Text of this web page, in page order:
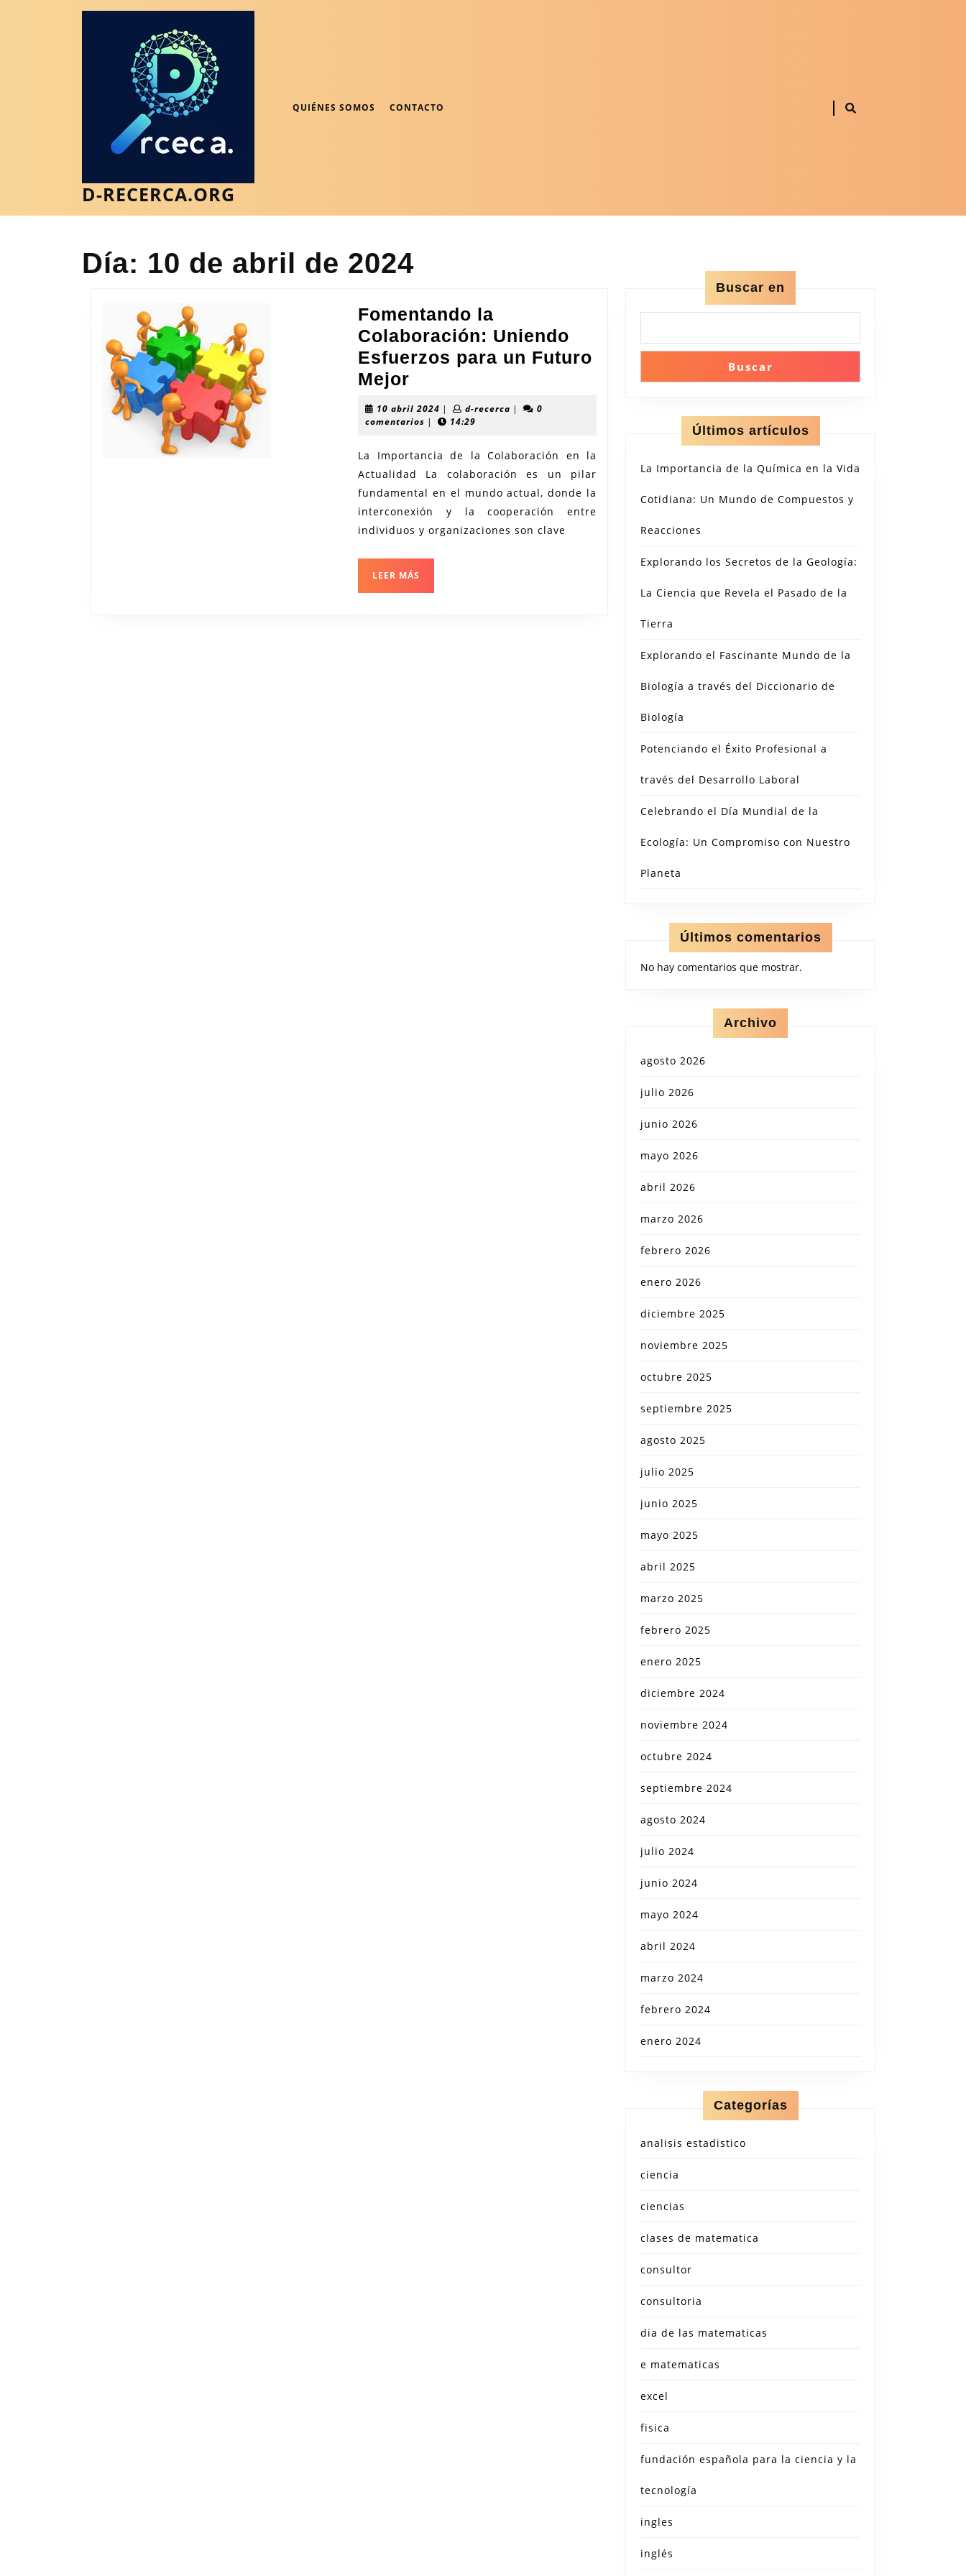
D-RECERCA.ORG
QUIÉNES SOMOS CONTACTO
Día: 10 de abril de 2024
Fomentando la
Colaboración: Uniendo
Esfuerzos para un Futuro
Mejor
Colaboración:
Esfuerzos
para
un
Futuro
10 abril 2024 10
abril
| d-recerca d-|
0
comentarios | 14:29
La Importancia de la Colaboración en la
Actualidad La colaboración es un pilar
fundamental en el mundo actual, donde la
interconexión y la cooperación entre
individuos y organizaciones son clave
LEER MÁS
Buscar en
Buscar
Últimos artículos
La Importancia de la Química en la Vida
Cotidiana: Un Mundo de Compuestos y
Reacciones
Explorando los Secretos de la Geología:
La Ciencia que Revela el Pasado de la
Tierra
Explorando el Fascinante Mundo de la
Biología a través del Diccionario de
Biología
Potenciando el Éxito Profesional a
través del Desarrollo Laboral
Celebrando el Día Mundial de la
Ecología: Un Compromiso con Nuestro
Planeta
Últimos comentarios
No hay comentarios que mostrar.
Archivo
agosto 2026
julio 2026
junio 2026
mayo 2026
abril 2026
marzo 2026
febrero 2026
enero 2026
diciembre 2025
noviembre 2025
octubre 2025
septiembre 2025
agosto 2025
julio 2025
junio 2025
mayo 2025
abril 2025
marzo 2025
febrero 2025
enero 2025
diciembre 2024
noviembre 2024
octubre 2024
septiembre 2024
agosto 2024
julio 2024
junio 2024
mayo 2024
abril 2024
marzo 2024
febrero 2024
enero 2024
Categorías
analisis estadistico
ciencia
ciencias
clases de matematica
consultor
consultoria
dia de las matematicas
e matematicas
excel
fisica
fundación española para la ciencia y la
tecnología
ingles
inglés